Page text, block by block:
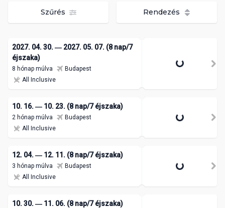
Szűrés Rendezés
2027. 04. 30. ― 2027. 05. 07. (8 nap/7
éjszaka)
8 hónap múlva
Budapest
All Inclusive
10. 16. ― 10. 23. (8 nap/7 éjszaka)
2 hónap múlva
Budapest
All Inclusive
12. 04. ― 12. 11. (8 nap/7 éjszaka)
3 hónap múlva
Budapest
All Inclusive
10. 30. ― 11. 06. (8 nap/7 éjszaka)